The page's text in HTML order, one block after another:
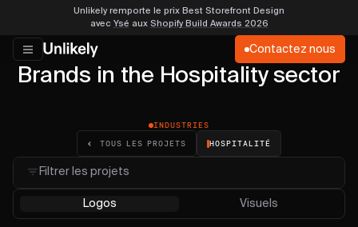
Unlikely remporte le prix Best Storefront Design
avec Ysé aux Shopify Build Awards 2026
Contactez nous
Brands in the Hospitality sector
INDUSTRIES
TOUS LES PROJETS HOSPITALITÉ
Filtrer les projets
Logos Visuels